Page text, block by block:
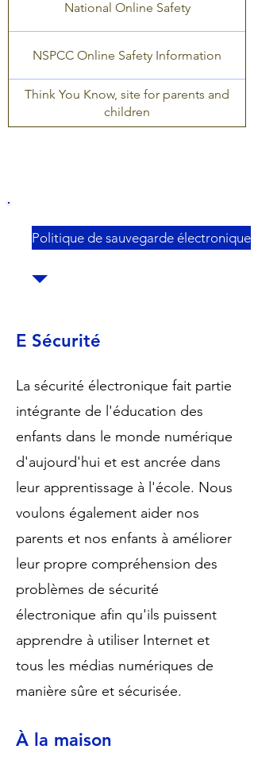
National Online Safety
NSPCC Online Safety Information
Think You Know, site for parents and
children
Politique de sauvegarde électronique
E Sécurité
La sécurité électronique fait partie
intégrante de l'éducation des
enfants dans le monde numérique
d'aujourd'hui et est ancrée dans
leur apprentissage à l'école. Nous
voulons également aider nos
parents et nos enfants à améliorer
leur propre compréhension des
problèmes de sécurité
électronique afin qu'ils puissent
apprendre à utiliser Internet et
tous les médias numériques de
manière sûre et sécurisée.
À la maison